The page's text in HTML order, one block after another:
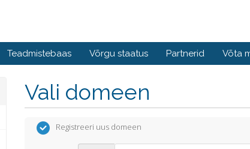
Teadmistebaas Võrgu staatus Partnerid Võta
Vali domeen
Registreeri uus domeen